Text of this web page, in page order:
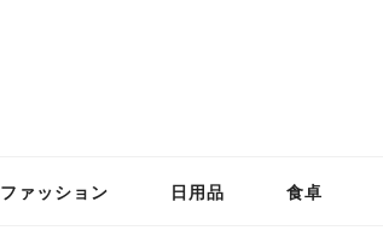
ファッション 日用品 食卓